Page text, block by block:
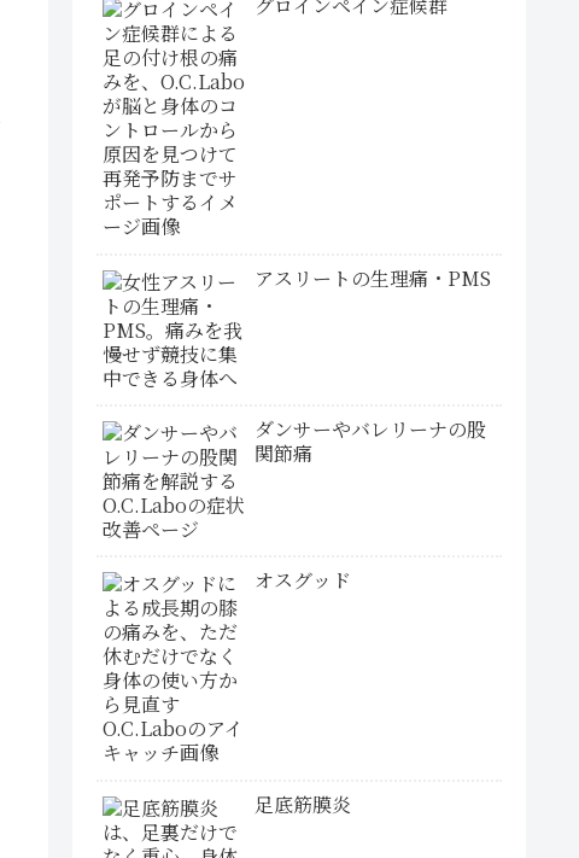
グロインペイン症候群
アスリートの生理痛・PMS
ダンサーやバレリーナの股
関節痛
オスグッド
足底筋膜炎